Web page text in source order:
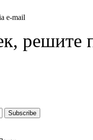
e-mail
решите